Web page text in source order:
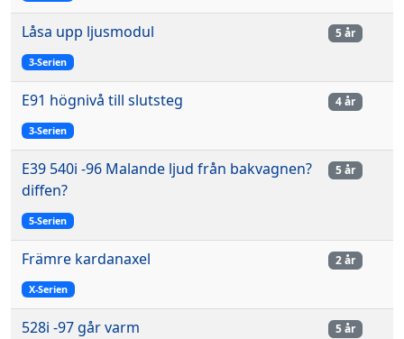
Låsa upp ljusmodul
3-Serien
5 år
E91 högnivå till slutsteg
3-Serien
4 år
E39 540i -96 Malande ljud från bakvagnen?
diffen?
5-Serien
5 år
Främre kardanaxel
X-Serien
2 år
528i -97 går varm 5 år